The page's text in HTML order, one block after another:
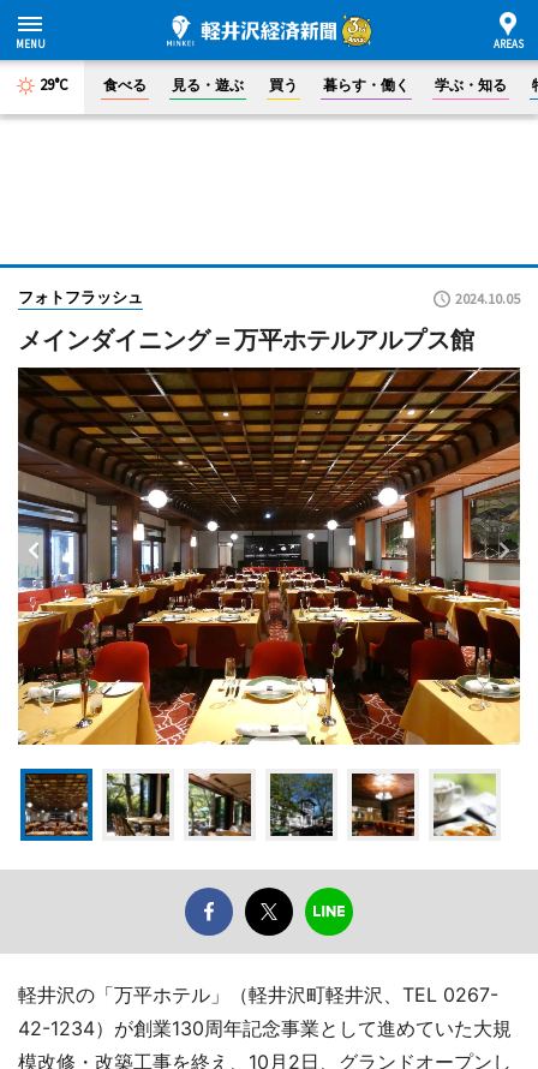
29°C 食べる 見る・遊ぶ 買う 暮らす・働く 学ぶ・知る
フォトフラッシュ 2024.10.05
メインダイニング＝万平ホテルアルプス館
軽井沢の「万平ホテル」（軽井沢町軽井沢、TEL 0267-
42-1234）が創業130周年記念事業として進めていた大規
模改修・改築工事を終え、10月2日、グランドオープンし